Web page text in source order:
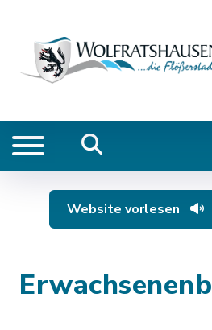
Website vorlesen